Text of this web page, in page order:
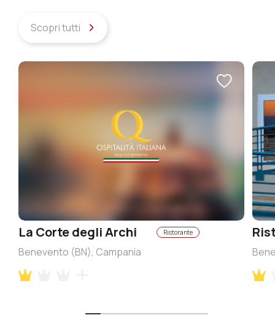
Scopri tutti
La Corte degli Archi Ristorante
Benevento (BN), Campania